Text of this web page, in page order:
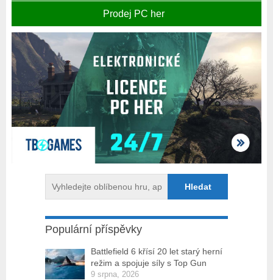
Prodej PC her
Populární příspěvky
Battlefield 6 křísí 20 let starý herní
režim a spojuje síly s Top Gun
9 srpna, 2026